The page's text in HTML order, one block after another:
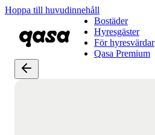
Hoppa till huvudinnehåll
Bostäder
Hyresgäster
För hyresvärdar
Qasa Premium